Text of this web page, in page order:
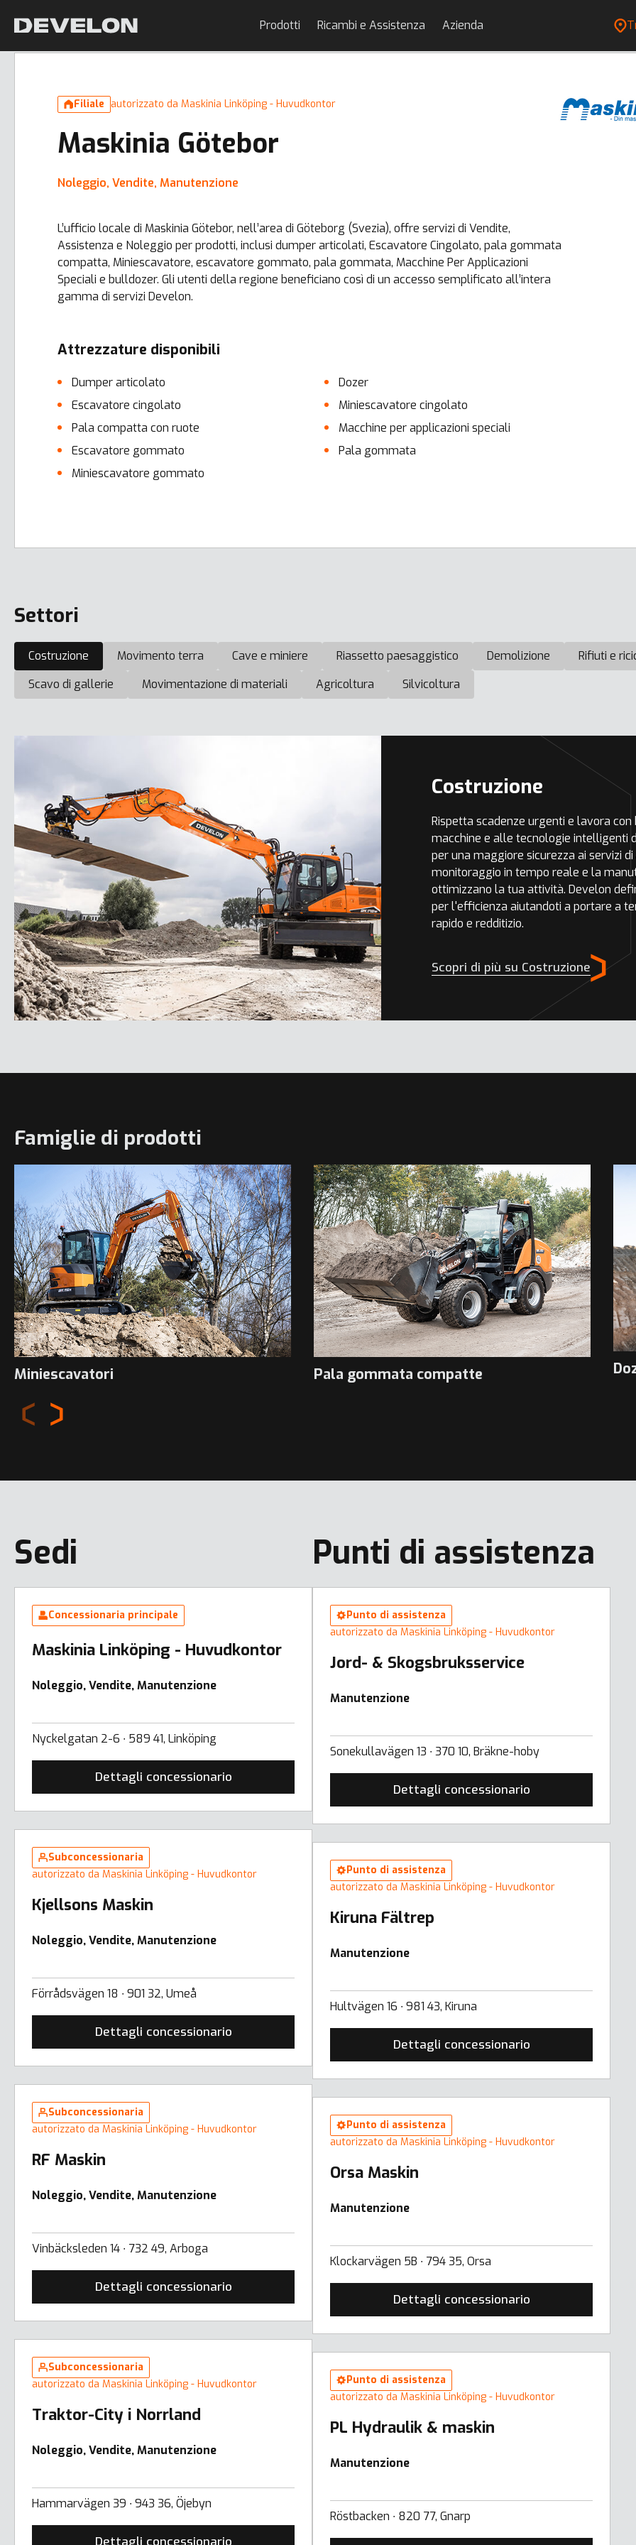
Prodotti Ricambi e Assistenza Azienda
Filiale autorizzato da Maskinia Linköping - Huvudkontor
Maskinia Götebor
Noleggio, Vendite, Manutenzione
L’ufficio locale di Maskinia Götebor, nell’area di Göteborg (Svezia), offre servizi di Vendite,
Assistenza e Noleggio per prodotti, inclusi dumper articolati, Escavatore Cingolato, pala gommata
compatta, Miniescavatore, escavatore gommato, pala gommata, Macchine Per Applicazioni
Speciali e bulldozer. Gli utenti della regione beneficiano così di un accesso semplificato all’intera
gamma di servizi Develon.
Attrezzature disponibili
Dumper articolato
Dozer
Escavatore cingolato
Miniescavatore cingolato
Pala compatta con ruote
Macchine per applicazioni speciali
Escavatore gommato
Pala gommata
Miniescavatore gommato
Settori
Costruzione Movimento terra Cave e miniere Riassetto paesaggistico Demolizione Rifiuti e
Scavo di gallerie
Movimentazione di materiali Agricoltura Silvicoltura
Costruzione
Rispetta scadenze urgenti e lavora
macchine e alle tecnologie intelligenti
per una maggiore sicurezza ai servizi
monitoraggio in tempo reale e la
ottimizzano la tua attività. Develon
per l'efficienza aiutandoti a portare a
rapido e redditizio.
Scopri di più su Costruzione
Famiglie di prodotti
Miniescavatori Pala gommata compatte
Sedi
Concessionaria principale
Maskinia Linköping - Huvudkontor
Noleggio, Vendite, Manutenzione
Nyckelgatan 2-6 ∙ 589 41, Linköping
Dettagli concessionario
Subconcessionaria
autorizzato da Maskinia Linköping - Huvudkontor
Kjellsons Maskin
Noleggio, Vendite, Manutenzione
Förrådsvägen 18 ∙ 901 32, Umeå
Dettagli concessionario
Subconcessionaria
autorizzato da Maskinia Linköping - Huvudkontor
RF Maskin
Noleggio, Vendite, Manutenzione
Vinbäcksleden 14 ∙ 732 49, Arboga
Dettagli concessionario
Subconcessionaria
autorizzato da Maskinia Linköping - Huvudkontor
Traktor-City i Norrland
Noleggio, Vendite, Manutenzione
Hammarvägen 39 ∙ 943 36, Öjebyn
Punti di assistenza
Punto di assistenza
autorizzato da Maskinia Linköping - Huvudkontor
Jord- & Skogsbruksservice
Manutenzione
Sonekullavägen 13 ∙ 370 10, Bräkne-hoby
Dettagli concessionario
Punto di assistenza
autorizzato da Maskinia Linköping - Huvudkontor
Kiruna Fältrep
Manutenzione
Hultvägen 16 ∙ 981 43, Kiruna
Dettagli concessionario
Punto di assistenza
autorizzato da Maskinia Linköping - Huvudkontor
Orsa Maskin
Manutenzione
Klockarvägen 5B ∙ 794 35, Orsa
Dettagli concessionario
Punto di assistenza
autorizzato da Maskinia Linköping - Huvudkontor
PL Hydraulik & maskin
Manutenzione
Röstbacken ∙ 820 77, Gnarp